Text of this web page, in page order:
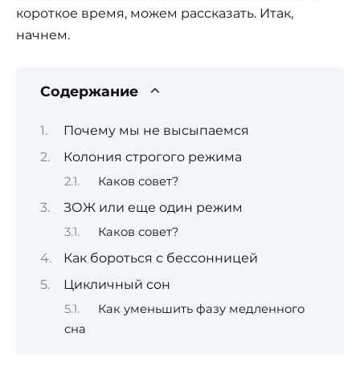
короткое время, можем рассказать. Итак,
начнем.
Содержание
Почему мы не высыпаемся
Колония строгого режима
Каков совет?
ЗОЖ или еще один режим
Каков совет?
Как бороться с бессонницей
Цикличный сон
Как уменьшить фазу медленного
сна